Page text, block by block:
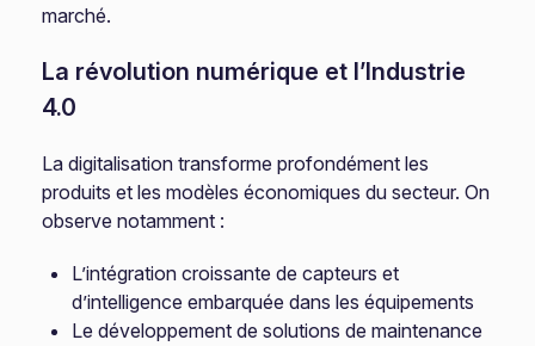
marché.
La révolution numérique et l’Industrie
4.0
La digitalisation transforme profondément les
produits et les modèles économiques du secteur. On
observe notamment :
L’intégration croissante de capteurs et
d’intelligence embarquée dans les équipements
Le développement de solutions de maintenance